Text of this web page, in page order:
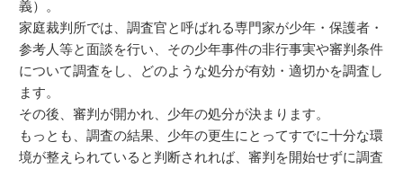
義）。
家庭裁判所では、調査官と呼ばれる専門家が少年・保護者・
参考人等と面談を行い、その少年事件の非行事実や審判条件
について調査をし、どのような処分が有効・適切かを調査し
ます。
その後、審判が開かれ、少年の処分が決まります。
もっとも、調査の結果、少年の更生にとってすでに十分な環
境が整えられていると判断されれば、審判を開始せずに調査